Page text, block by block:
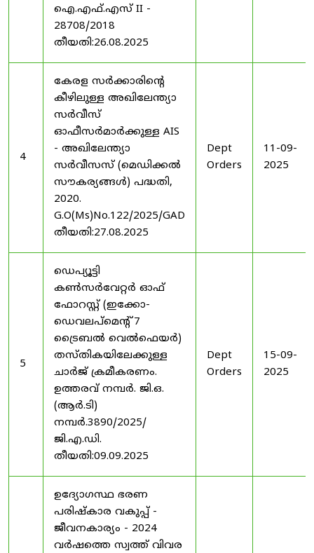
ഐ.എഫ്.എസ് II -
28708/2018
തീയതി:26.08.2025
4
കേരള സർക്കാരിന്റെ
കീഴിലുള്ള അഖിലേന്ത്യാ
സർവീസ്
ഓഫീസർമാർക്കുള്ള AIS
- അഖിലേന്ത്യാ
സർവീസസ് (മെഡിക്കൽ
സൗകര്യങ്ങൾ) പദ്ധതി,
2020.
G.O(Ms)No.122/2025/GAD
തീയതി:27.08.2025
Dept
Orders
11-09-
2025
5
ഡെപ്യൂട്ടി
കൺസർവേറ്റർ ഓഫ്
ഫോറസ്റ്റ് (ഇക്കോ-
ഡെവലപ്മെന്റ് 7
ട്രൈബൽ വെൽഫെയർ)
തസ്തികയിലേക്കുള്ള
ചാർജ് ക്രമീകരണം.
ഉത്തരവ് നമ്പർ. ജി.ഒ.
(ആർ.ടി)
നമ്പർ.3890/2025/
ജി.എ.ഡി.
തീയതി:09.09.2025
Dept
Orders
15-09-
2025
ഉദ്യോഗസ്ഥ ഭരണ
പരിഷ്കാര വകുപ്പ് -
ജീവനകാര്യം - 2024
വർഷത്തെ സ്വത്ത് വിവര